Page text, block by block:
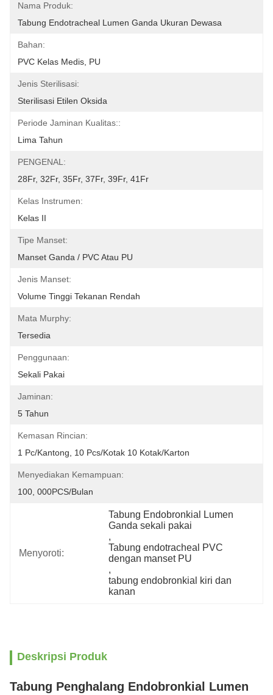
Nama Produk:
Tabung Endotracheal Lumen Ganda Ukuran Dewasa
Bahan:
PVC Kelas Medis, PU
Jenis Sterilisasi:
Sterilisasi Etilen Oksida
Periode Jaminan Kualitas::
Lima Tahun
PENGENAL:
28Fr, 32Fr, 35Fr, 37Fr, 39Fr, 41Fr
Kelas Instrumen:
Kelas II
Tipe Manset:
Manset Ganda / PVC Atau PU
Jenis Manset:
Volume Tinggi Tekanan Rendah
Mata Murphy:
Tersedia
Penggunaan:
Sekali Pakai
Jaminan:
5 Tahun
Kemasan Rincian:
1 Pc/kantong, 10 Pcs/kotak 10 Kotak/karton
Menyediakan Kemampuan:
100, 000PCS/Bulan
Menyoroti:
Tabung Endobronkial Lumen
Ganda sekali pakai
,
Tabung endotracheal PVC
dengan manset PU
,
tabung endobronkial kiri dan
kanan
Deskripsi Produk
Tabung Penghalang Endobronkial Lumen